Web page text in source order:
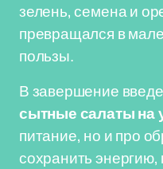
зелень, семена и
превращался в
пользы.
В завершение
сытные салаты на
питание, но и про
сохранить